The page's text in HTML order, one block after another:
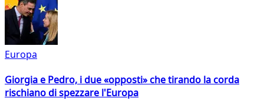
Europa
Giorgia e Pedro, i due «opposti» che tirando la corda
rischiano di spezzare l'Europa